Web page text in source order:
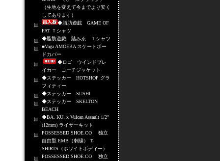
（生地を変えて今までより安く
してあります）
◆脂肪遊戯 GAME OF
FAT Ｔシャツ
◆脂肪遊戯 踏みゑ Ｔシャツ
■Vaga AMOEBA スケートボー
ドカバー
◆ロゴ ウインドブレ
イカー コーチジャケット
◆ステッカー HOTSHOP グラ
フィティー
◆ステッカー SUSHI
◆ステッカー SKELTON
BEACH
◆BA. KU. x Vulcan Assault 1/2"
(12mm) ライザーキット
POSSESSED SHOE.CO 独立
自由型 EMB（刺繍） T-
SHIRTS（ホワイトボディー）
POSSESSED SHOE.CO 独立